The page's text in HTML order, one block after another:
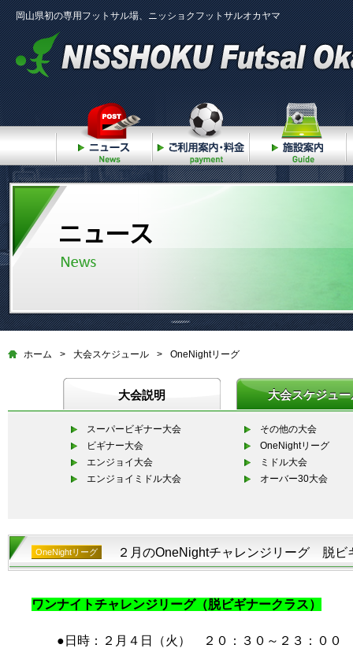
岡山県初の専用フットサル場、ニッショクフットサルオカヤマ
ニュース ご利用案内・料金
ホーム > 大会スケジュール > OneNightリーグ
大会説明 大会スケジュー
スーパービギナー大会
ビギナー大会
エンジョイ大会
エンジョイミドル大会
その他の大会
OneNightリーグ
ミドル大会
オーバー30大会
OneNightリーグ ２月のOneNightチャレンジリーグ 脱ビ
ワンナイトチャレンジリーグ（脱ビギナークラス）
●日時：２月４日（火） ２０：３０～２３：００